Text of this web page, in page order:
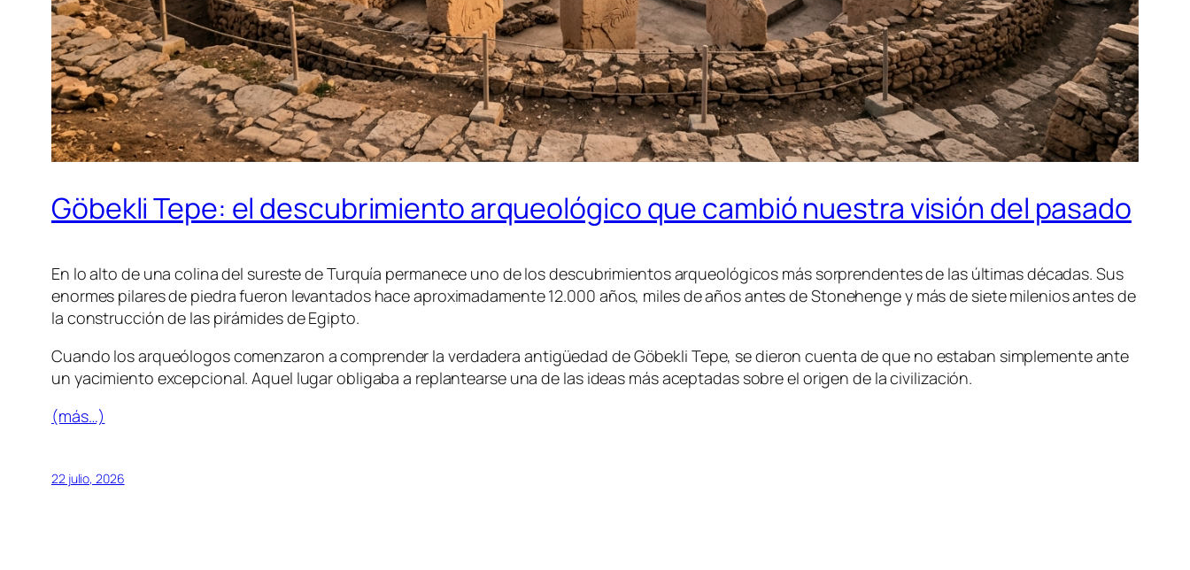
Göbekli Tepe: el descubrimiento arqueológico que cambió nuestra visión del pasado
En lo alto de una colina del sureste de Turquía permanece uno de los descubrimientos arqueológicos más sorprendentes de las últimas décadas. Sus
enormes pilares de piedra fueron levantados hace aproximadamente 12.000 años, miles de años antes de Stonehenge y más de siete milenios antes de
la construcción de las pirámides de Egipto.
Cuando los arqueólogos comenzaron a comprender la verdadera antigüedad de Göbekli Tepe, se dieron cuenta de que no estaban simplemente ante
un yacimiento excepcional. Aquel lugar obligaba a replantearse una de las ideas más aceptadas sobre el origen de la civilización.
(más…)
22 julio, 2026